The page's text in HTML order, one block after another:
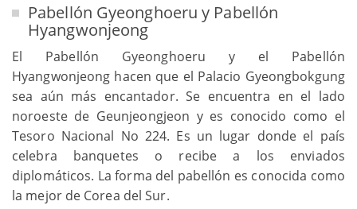
Pabellón Gyeonghoeru y Pabellón
Hyangwonjeong
El Pabellón Gyeonghoeru y el Pabellón
Hyangwonjeong hacen que el Palacio Gyeongbokgung
sea aún más encantador. Se encuentra en el lado
noroeste de Geunjeongjeon y es conocido como el
Tesoro Nacional No 224. Es un lugar donde el país
celebra banquetes o recibe a los enviados
diplomáticos. La forma del pabellón es conocida como
la mejor de Corea del Sur.